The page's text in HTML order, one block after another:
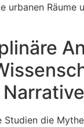
urbanen Räume
Studien die